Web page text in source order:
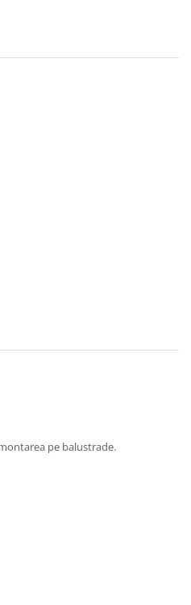
pe balustrade.